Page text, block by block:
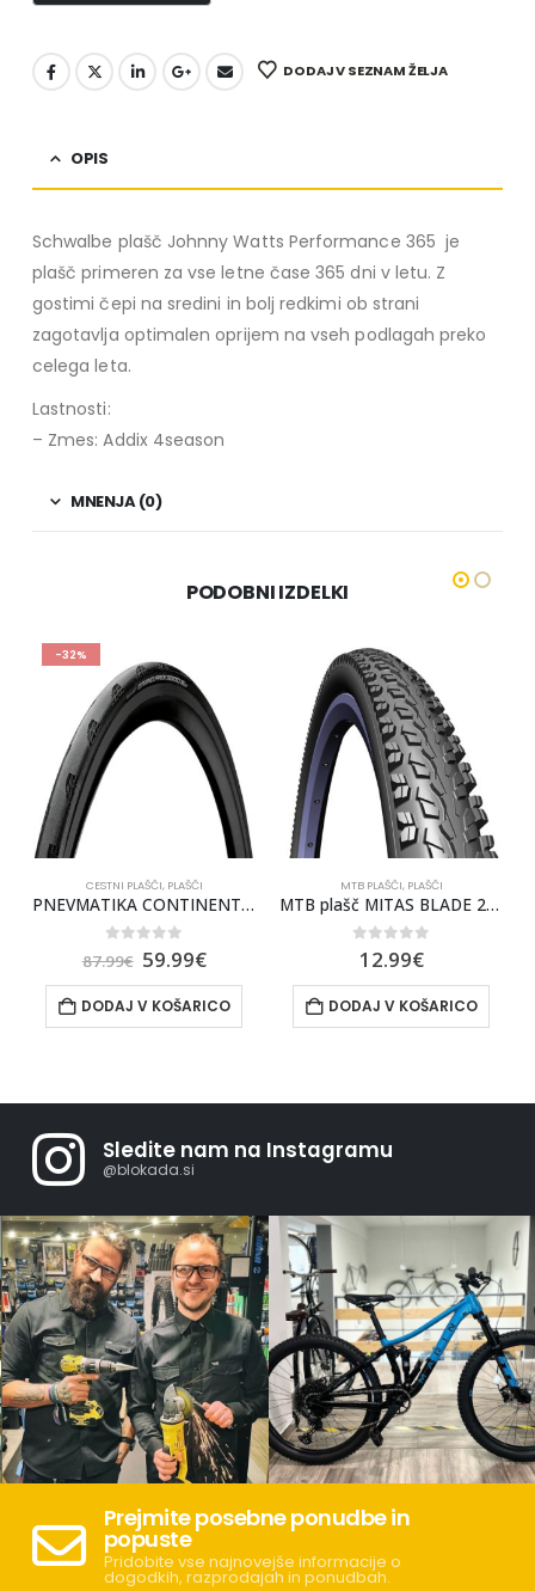
DODAJ V SEZNAM ŽELJA
OPIS
Schwalbe plašč Johnny Watts Performance 365 je
plašč primeren za vse letne čase 365 dni v letu. Z
gostimi čepi na sredini in bolj redkimi ob strani
zagotavlja optimalen oprijem na vseh podlagah preko
celega leta.
Lastnosti:
– Zmes: Addix 4season
MNENJA (0)
PODOBNI IZDELKI
MTB PLAŠČI,PLAŠČI
MTB plašč MITAS BLADE 26×1.90
out of 5
12.99€
DODAJ V KOŠARICO
CESTNI PLAŠČI,PLAŠČI
PLAŠČ CONTINENTAL ULTRA SPORT3 ČRNA
out of 5
29.99€
IZBERITE MOŽNOSTI
Sledite nam na Instagramu
@blokada.si
Prejmite posebne ponudbe in
popuste
Pridobite vse najnovejše informacije o
dogodkih, razprodajah in ponudbah.